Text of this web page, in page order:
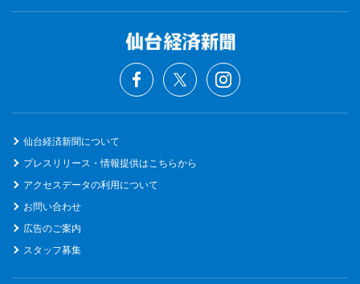
仙台経済新聞について
プレスリリース・情報提供はこちらから
アクセスデータの利用について
お問い合わせ
広告のご案内
スタッフ募集